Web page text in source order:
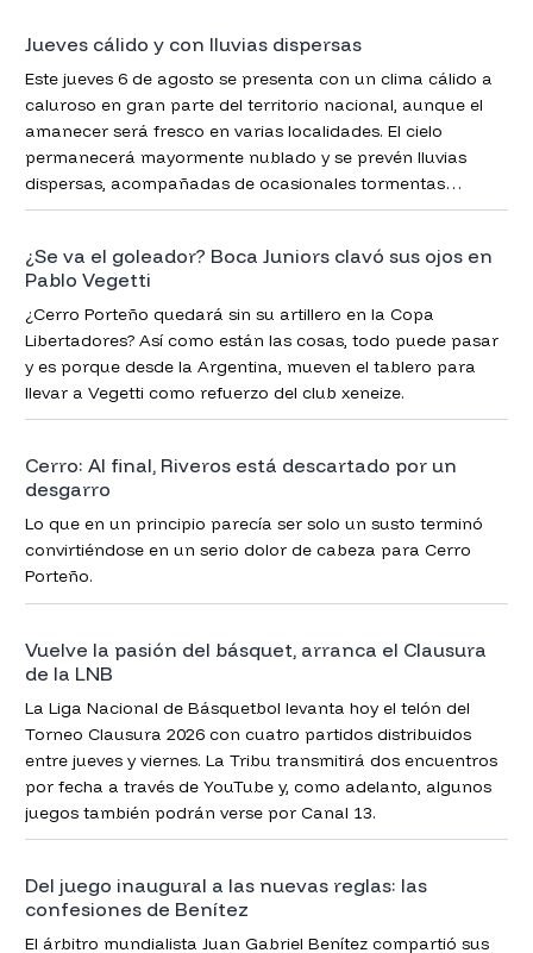
Jueves cálido y con lluvias dispersas
Este jueves 6 de agosto se presenta con un clima cálido a
caluroso en gran parte del territorio nacional, aunque el
amanecer será fresco en varias localidades. El cielo
permanecerá mayormente nublado y se prevén lluvias
dispersas, acompañadas de ocasionales tormentas
eléctricas en algunas zonas.
¿Se va el goleador? Boca Juniors clavó sus ojos en
Pablo Vegetti
¿Cerro Porteño quedará sin su artillero en la Copa
Libertadores? Así como están las cosas, todo puede pasar
y es porque desde la Argentina, mueven el tablero para
llevar a Vegetti como refuerzo del club xeneize.
Cerro: Al final, Riveros está descartado por un
desgarro
Lo que en un principio parecía ser solo un susto terminó
convirtiéndose en un serio dolor de cabeza para Cerro
Porteño.
Vuelve la pasión del básquet, arranca el Clausura
de la LNB
La Liga Nacional de Básquetbol levanta hoy el telón del
Torneo Clausura 2026 con cuatro partidos distribuidos
entre jueves y viernes. La Tribu transmitirá dos encuentros
por fecha a través de YouTube y, como adelanto, algunos
juegos también podrán verse por Canal 13.
Del juego inaugural a las nuevas reglas: las
confesiones de Benítez
El árbitro mundialista Juan Gabriel Benítez compartió sus